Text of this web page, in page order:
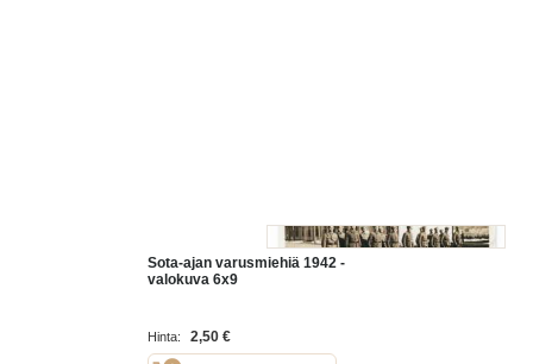
Sota-ajan varusmiehiä 1942 -
valokuva 6x9
Hinta: 2,50 €